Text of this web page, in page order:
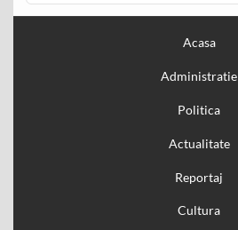
Acasa
Administratie
Politica
Actualitate
Reportaj
Cultura